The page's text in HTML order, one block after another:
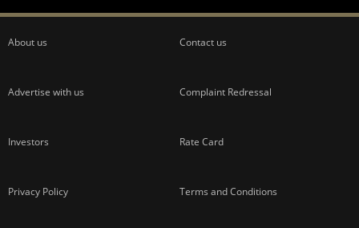
About us Contact us
Advertise with us Complaint Redressal
Investors Rate Card
Privacy Policy Terms and Conditions